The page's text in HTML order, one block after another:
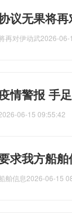
议无果将
再对伊动武2026-06-
情警报 手
06-15 09:55:42
求我方船
舶信息2026-06-15